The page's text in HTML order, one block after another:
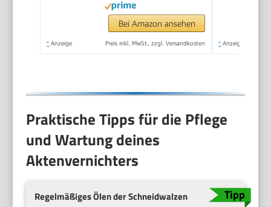
Schwarz
Bei Amazon ansehen
* Anzeige Preis inkl. MwSt., zzgl. Versandkosten * Anzeige
Praktische Tipps für die Pflege
und Wartung deines
Aktenvernichters
Regelmäßiges Ölen der Schneidwalzen